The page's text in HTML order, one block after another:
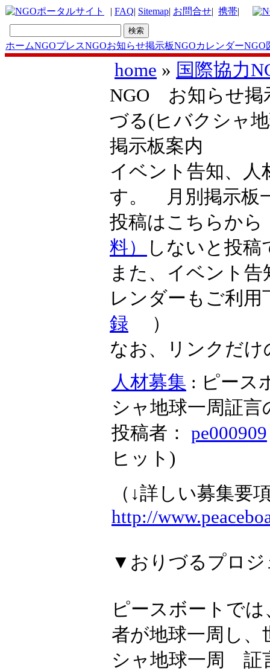
| FAQ| Sitemap| お問合せ| 携帯|
ホームNGOプレスNGOお知らせ掲示板NGOカレンダーNGO
home » 国際協力
NGO お知らせ掲
づる(ヒバクシャ
掲示板案内
イベント告知、人
す。 月別掲示
投稿はこちらか
料）
しないと投
また、イベント
レンダーもご利
録 ）
なお、リンクだ
人材募集 : ピース
シャ地球一周証
投稿者： pe000909
ヒット )
（↓詳しい募集要
http://
▼おりづるプロジ
ピースボートで
者が地球一周し
シャ地球一周 証